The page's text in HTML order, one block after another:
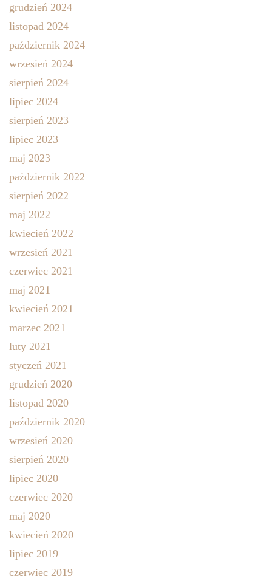
grudzień 2024
listopad 2024
październik 2024
wrzesień 2024
sierpień 2024
lipiec 2024
sierpień 2023
lipiec 2023
maj 2023
październik 2022
sierpień 2022
maj 2022
kwiecień 2022
wrzesień 2021
czerwiec 2021
maj 2021
kwiecień 2021
marzec 2021
luty 2021
styczeń 2021
grudzień 2020
listopad 2020
październik 2020
wrzesień 2020
sierpień 2020
lipiec 2020
czerwiec 2020
maj 2020
kwiecień 2020
lipiec 2019
czerwiec 2019